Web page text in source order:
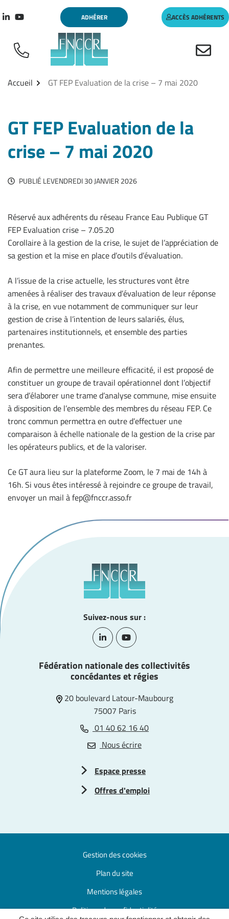
au
Lien vers le compte Linkedin
Lien vers la chaîne Youtube
ADHÉRER ACCÈS ADHÉRENTS
Accueil GT FEP Evaluation de la crise – 7 mai 2020
GT FEP Evaluation de la
crise – 7 mai 2020
PUBLIÉ LEVENDREDI 30 JANVIER 2026
Réservé aux adhérents du réseau France Eau Publique GT
FEP Evaluation crise – 7.05.20
Corollaire à la gestion de la crise, le sujet de l’appréciation de
sa gestion et la mise en place d’outils d’évaluation.
A l’issue de la crise actuelle, les structures vont être
amenées à réaliser des travaux d’évaluation de leur réponse
à la crise, en vue notamment de communiquer sur leur
gestion de crise à l’intention de leurs salariés, élus,
partenaires institutionnels, et ensemble des parties
prenantes.
Afin de permettre une meilleure efficacité, il est proposé de
constituer un groupe de travail opérationnel dont l’objectif
sera d’élaborer une trame d’analyse commune, mise ensuite
à disposition de l’ensemble des membres du réseau FEP. Ce
tronc commun permettra en outre d’effectuer une
comparaison à échelle nationale de la gestion de la crise par
les opérateurs publics, et de la valoriser.
Ce GT aura lieu sur la plateforme Zoom, le 7 mai de 14h à
16h. Si vous êtes intéressé à rejoindre ce groupe de travail,
envoyer un mail à fep@fnccr.asso.fr
Suivez-nous sur :
Lien vers le compte Linkedin
Lien vers la chaîne Youtube
Fédération nationale des collectivités
concédantes et régies
20 boulevard Latour-Maubourg
75007 Paris
01 40 62 16 40
Nous écrire
Espace presse
Offres d'emploi
Gestion des cookies
Plan du site
Mentions légales
Politique de confidentialité